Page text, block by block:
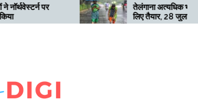
तेलंगाना अत्यधिक भारी बारिश के
लिए तैयार, 28 जुलाई तक ‘रेड’
अलर्ट जारी